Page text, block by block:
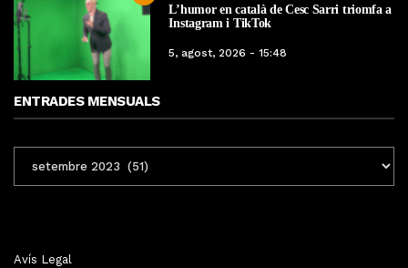
L’humor en català de Cesc Sarri triomfa a
Instagram i TikTok
5, agost, 2026 - 15:48
ENTRADES MENSUALS
MENSUALS
Avís Legal